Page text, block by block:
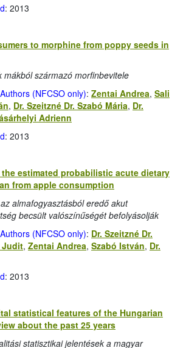
: 2013
to morphine from poppy seeds in
mákból származó morfinbevitele
(NFCSO only): Zentai Andrea, Sali
, Dr. Szeitzné Dr. Szabó Mária, Dr.
Adrienn
: 2013
estimated probabilistic acute dietary
from apple consumption
almafogyasztásból eredő akut
becsült valószínűségét befolyásolják
(NFCSO only): Dr. Szeitzné Dr.
Judit, Zentai Andrea, Szabó István, Dr.
: 2013
statistical features of the Hungarian
about the past 25 years
statisztikai jelentések a magyar